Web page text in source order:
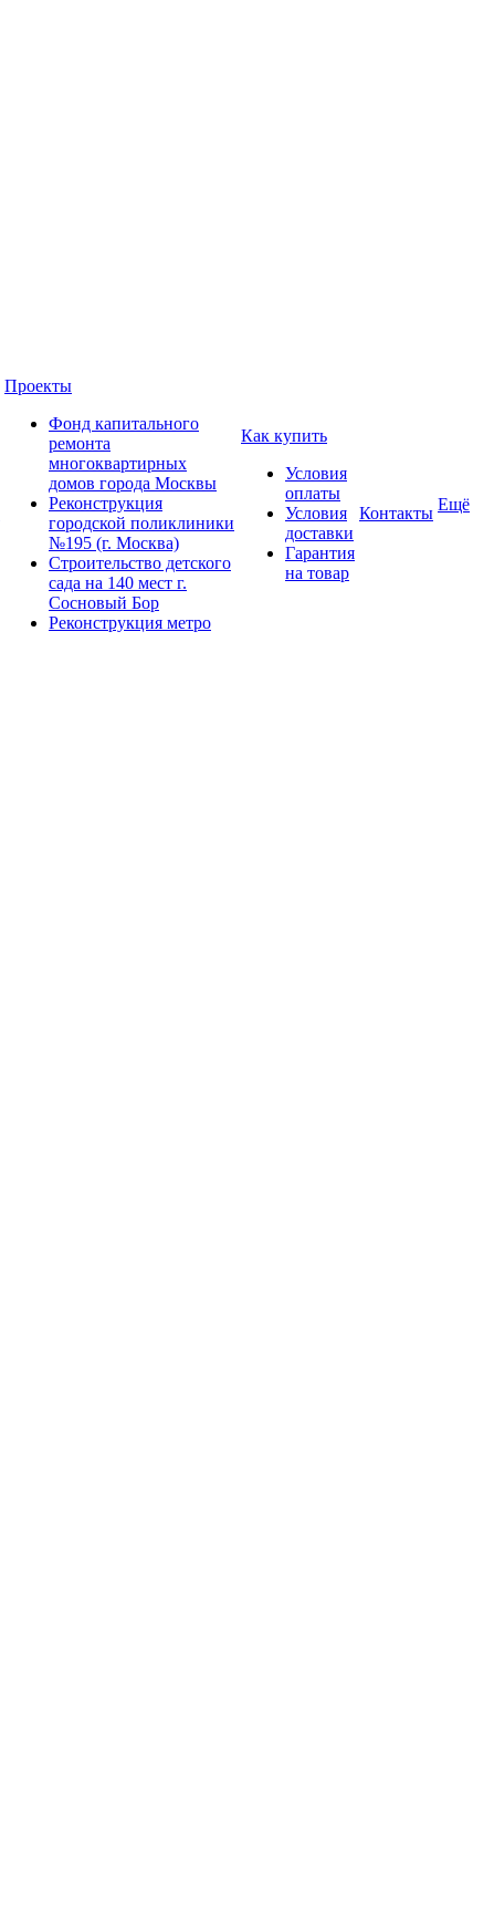
Проекты
Фонд капитального
ремонта
многоквартирных
домов города Москвы
Реконструкция
городской поликлиники
№195 (г. Москва)
Строительство детского
сада на 140 мест г.
Сосновый Бор
Реконструкция метро
Как купить
Условия
оплаты
Условия
доставки
Гарантия
на товар
Контакты Ещё